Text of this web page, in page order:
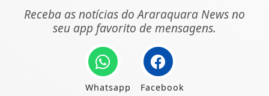
Receba as notícias do Araraquara News no
seu app favorito de mensagens.
Whatsapp Facebook